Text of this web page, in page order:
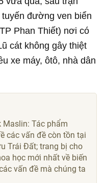
đường ven biển
Phan Thiết) nơi có
cát không gây thiệt
xe máy, ôtô, nhà dân
Maslin: Tác phẩm
các vấn đề còn tồn tại
Trái Đất; trang bị cho
học mới nhất về biến
vấn đề mà chúng ta